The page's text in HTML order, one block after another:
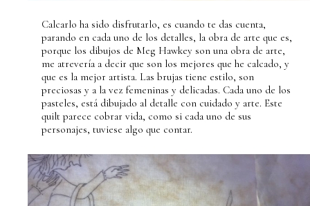
Calcarlo ha sido disfrutarlo, es cuando te das cuenta,
parando en cada uno de los detalles, la obra de arte que es,
porque los dibujos de Meg Hawkey son una obra de arte,
me atrevería a decir que son los mejores que he calcado, y
que es la mejor artista. Las brujas tiene estilo, son
preciosas y a la vez femeninas y delicadas. Cada uno de los
pasteles, está dibujado al detalle con cuidado y arte. Este
quilt parece cobrar vida, como si cada uno de sus
personajes, tuviese algo que contar.